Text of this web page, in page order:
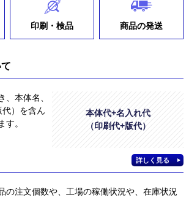
印刷・検品 商品の発送
、本体名、
）を含ん
す。
本体代+名入れ代
（印刷代+版代）
詳しく見る
の注文個数や、工場の稼働状況や、在庫状況